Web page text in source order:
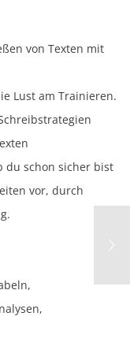
von Texten mit
Lust am Trainieren.
du schon sicher bist
vor, durch